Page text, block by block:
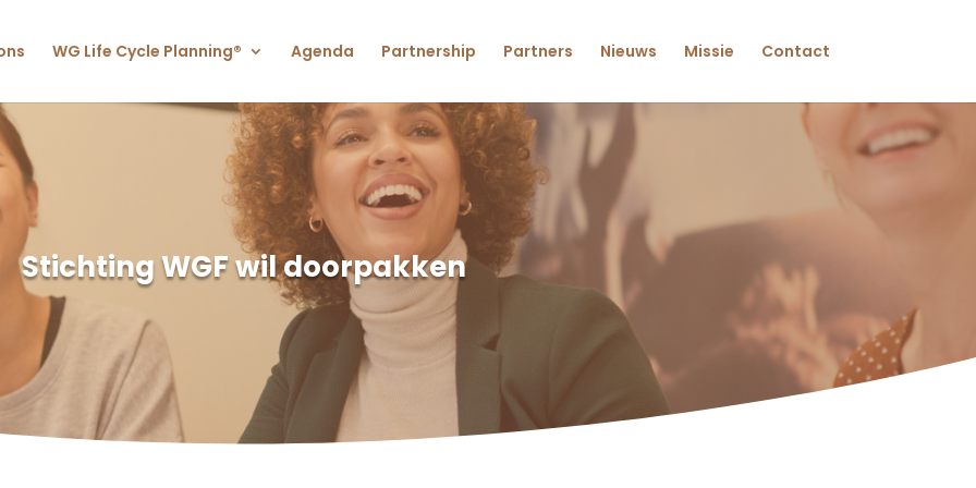
WG Life Cycle Planning® Agenda Partnership Partners Nieuws Missie Contact
Stichting WGF wil doorpakken